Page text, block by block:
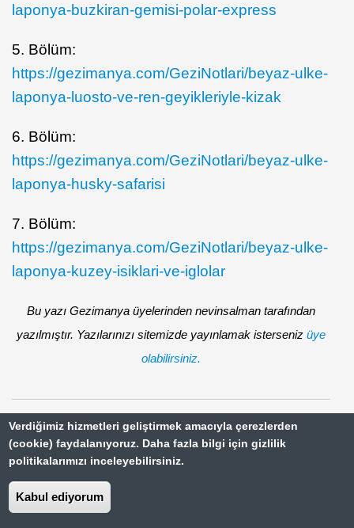
laponya-buzkiran-gemisi-polar-express
5. Bölüm:
https://gezimanya.com/GeziNotlari/beyaz-ulke-
laponya-luosto-ve-ren-geyikleriyle-kizak
6. Bölüm:
https://gezimanya.com/GeziNotlari/beyaz-ulke-
laponya-husky-safarisi
7. Bölüm:
https://gezimanya.com/GeziNotlari/beyaz-ulke-
laponya-kuzey-isiklari-ve-iglolar
Bu yazı Gezimanya üyelerinden nevinsalman tarafından
yazılmıştır. Yazılarınızı sitemizde yayınlamak isterseniz üye
olabilirsiniz.
Yorum yapmak için Giriş Yap
Kayıt Ol
Verdiğimiz hizmetleri geliştirmek amacıyla çerezlerden
(cookie) faydalanıyoruz. Daha fazla bilgi için gizlilik
politikalarımızı inceleyebilirsiniz.
Kabul ediyorum